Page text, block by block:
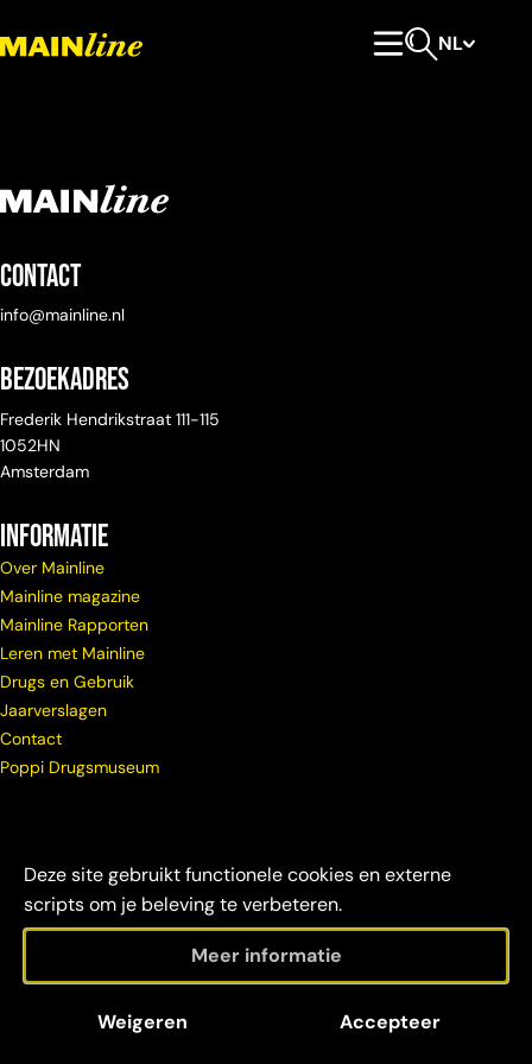
Deze site gebruikt functionele cookies en externe
scripts om je beleving te verbeteren.
Meer informatie
Weigeren Accepteer
NL
Contact
info@mainline.nl
Bezoekadres
Frederik Hendrikstraat 111-115
1052HN
Amsterdam
Informatie
Over Mainline
Mainline magazine
Mainline Rapporten
Leren met Mainline
Drugs en Gebruik
Jaarverslagen
Contact
Poppi Drugsmuseum
Mainline 2026
verantwoordelijkheid
credits